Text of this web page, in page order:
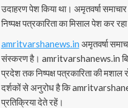
उदाहरण पेश किया था। अमृतवर्षा
निष्पक्ष पत्रकारिता का मिसाल पेश कर
amritvarshanews.in अमृतवर्षा
संस्करण है। amritvarshanews.in
प्रदेश तक निष्पक्ष पत्रकारिता की मशाल
दर्शकों से अनुरोध है कि
प्रतिक्रिया देते रहें।